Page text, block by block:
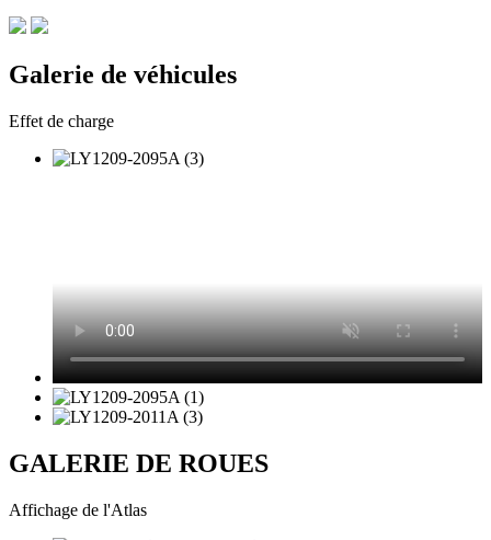
Galerie de véhicules
Effet de charge
GALERIE DE ROUES
Affichage de l'Atlas